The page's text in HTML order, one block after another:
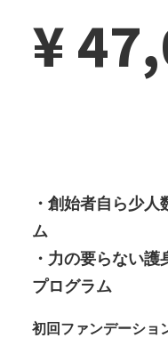
¥
・創始者自ら少
ム
・力の要らない
プログラム
初回ファンデーショ